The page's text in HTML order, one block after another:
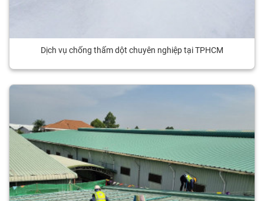
Dịch vụ chống thấm dột chuyên nghiệp tại TPHCM